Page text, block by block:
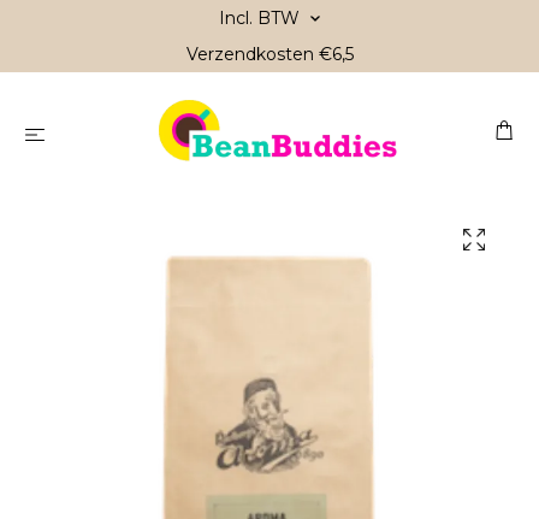
Incl. BTW
Verzendkosten €6,5